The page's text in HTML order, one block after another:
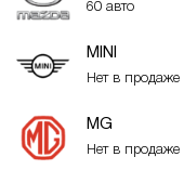
60 авто
MINI
Нет в продаже
MG
Нет в продаже